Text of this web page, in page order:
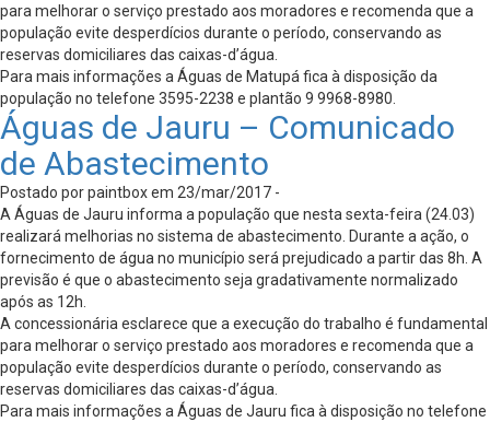
para melhorar o serviço prestado aos moradores e recomenda que a
população evite desperdícios durante o período, conservando as
reservas domiciliares das caixas-d’água.
Para mais informações a Águas de Matupá fica à disposição da
população no telefone 3595-2238 e plantão 9 9968-8980.
Águas de Jauru – Comunicado
de Abastecimento
Postado por paintbox em 23/mar/2017 -
A Águas de Jauru informa a população que nesta sexta-feira (24.03)
realizará melhorias no sistema de abastecimento. Durante a ação, o
fornecimento de água no município será prejudicado a partir das 8h. A
previsão é que o abastecimento seja gradativamente normalizado
após as 12h.
A concessionária esclarece que a execução do trabalho é fundamental
para melhorar o serviço prestado aos moradores e recomenda que a
população evite desperdícios durante o período, conservando as
reservas domiciliares das caixas-d’água.
Para mais informações a Águas de Jauru fica à disposição no telefone